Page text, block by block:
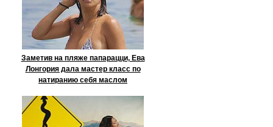
Заметив на пляже папарацци, Ева
Лонгория дала мастер класс по
натиранию себя маслом